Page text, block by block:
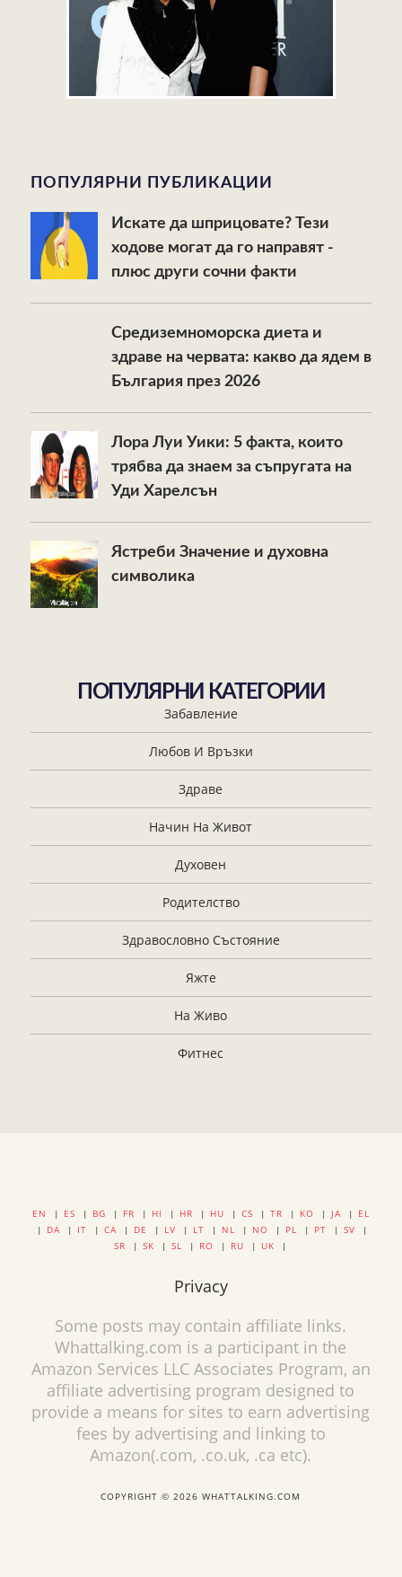
ПОПУЛЯРНИ ПУБЛИКАЦИИ
Искате да шприцовате? Тези
ходове могат да го направят -
плюс други сочни факти
Средиземноморска диета и
здраве на червата: какво да ядем в
България през 2026
Лора Луи Уики: 5 факта, които
трябва да знаем за съпругата на
Уди Харелсън
Ястреби Значение и духовна
символика
ПОПУЛЯРНИ КАТЕГОРИИ
Забавление
Любов И Връзки
Здраве
Начин На Живот
Духовен
Родителство
Здравословно Състояние
Яжте
На Живо
Фитнес
EN | ES | BG | FR | HI | HR | HU | CS | TR | KO | JA | EL
| DA | IT | CA | DE | LV | LT | NL | NO | PL | PT | SV |
SR | SK | SL | RO | RU | UK |
Privacy
Some posts may contain affiliate links.
Whattalking.com is a participant in the
Amazon Services LLC Associates Program, an
affiliate advertising program designed to
provide a means for sites to earn advertising
fees by advertising and linking to
Amazon(.com, .co.uk, .ca etc).
COPYRIGHT © 2026 WHATTALKING.COM